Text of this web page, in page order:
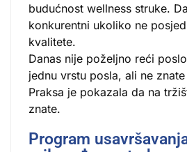
budućnost wellness struke.
konkurentni ukoliko ne
kvalitete.
Danas nije poželjno reći
jednu vrstu posla, ali ne
Praksa je pokazala da na
znate.
Program